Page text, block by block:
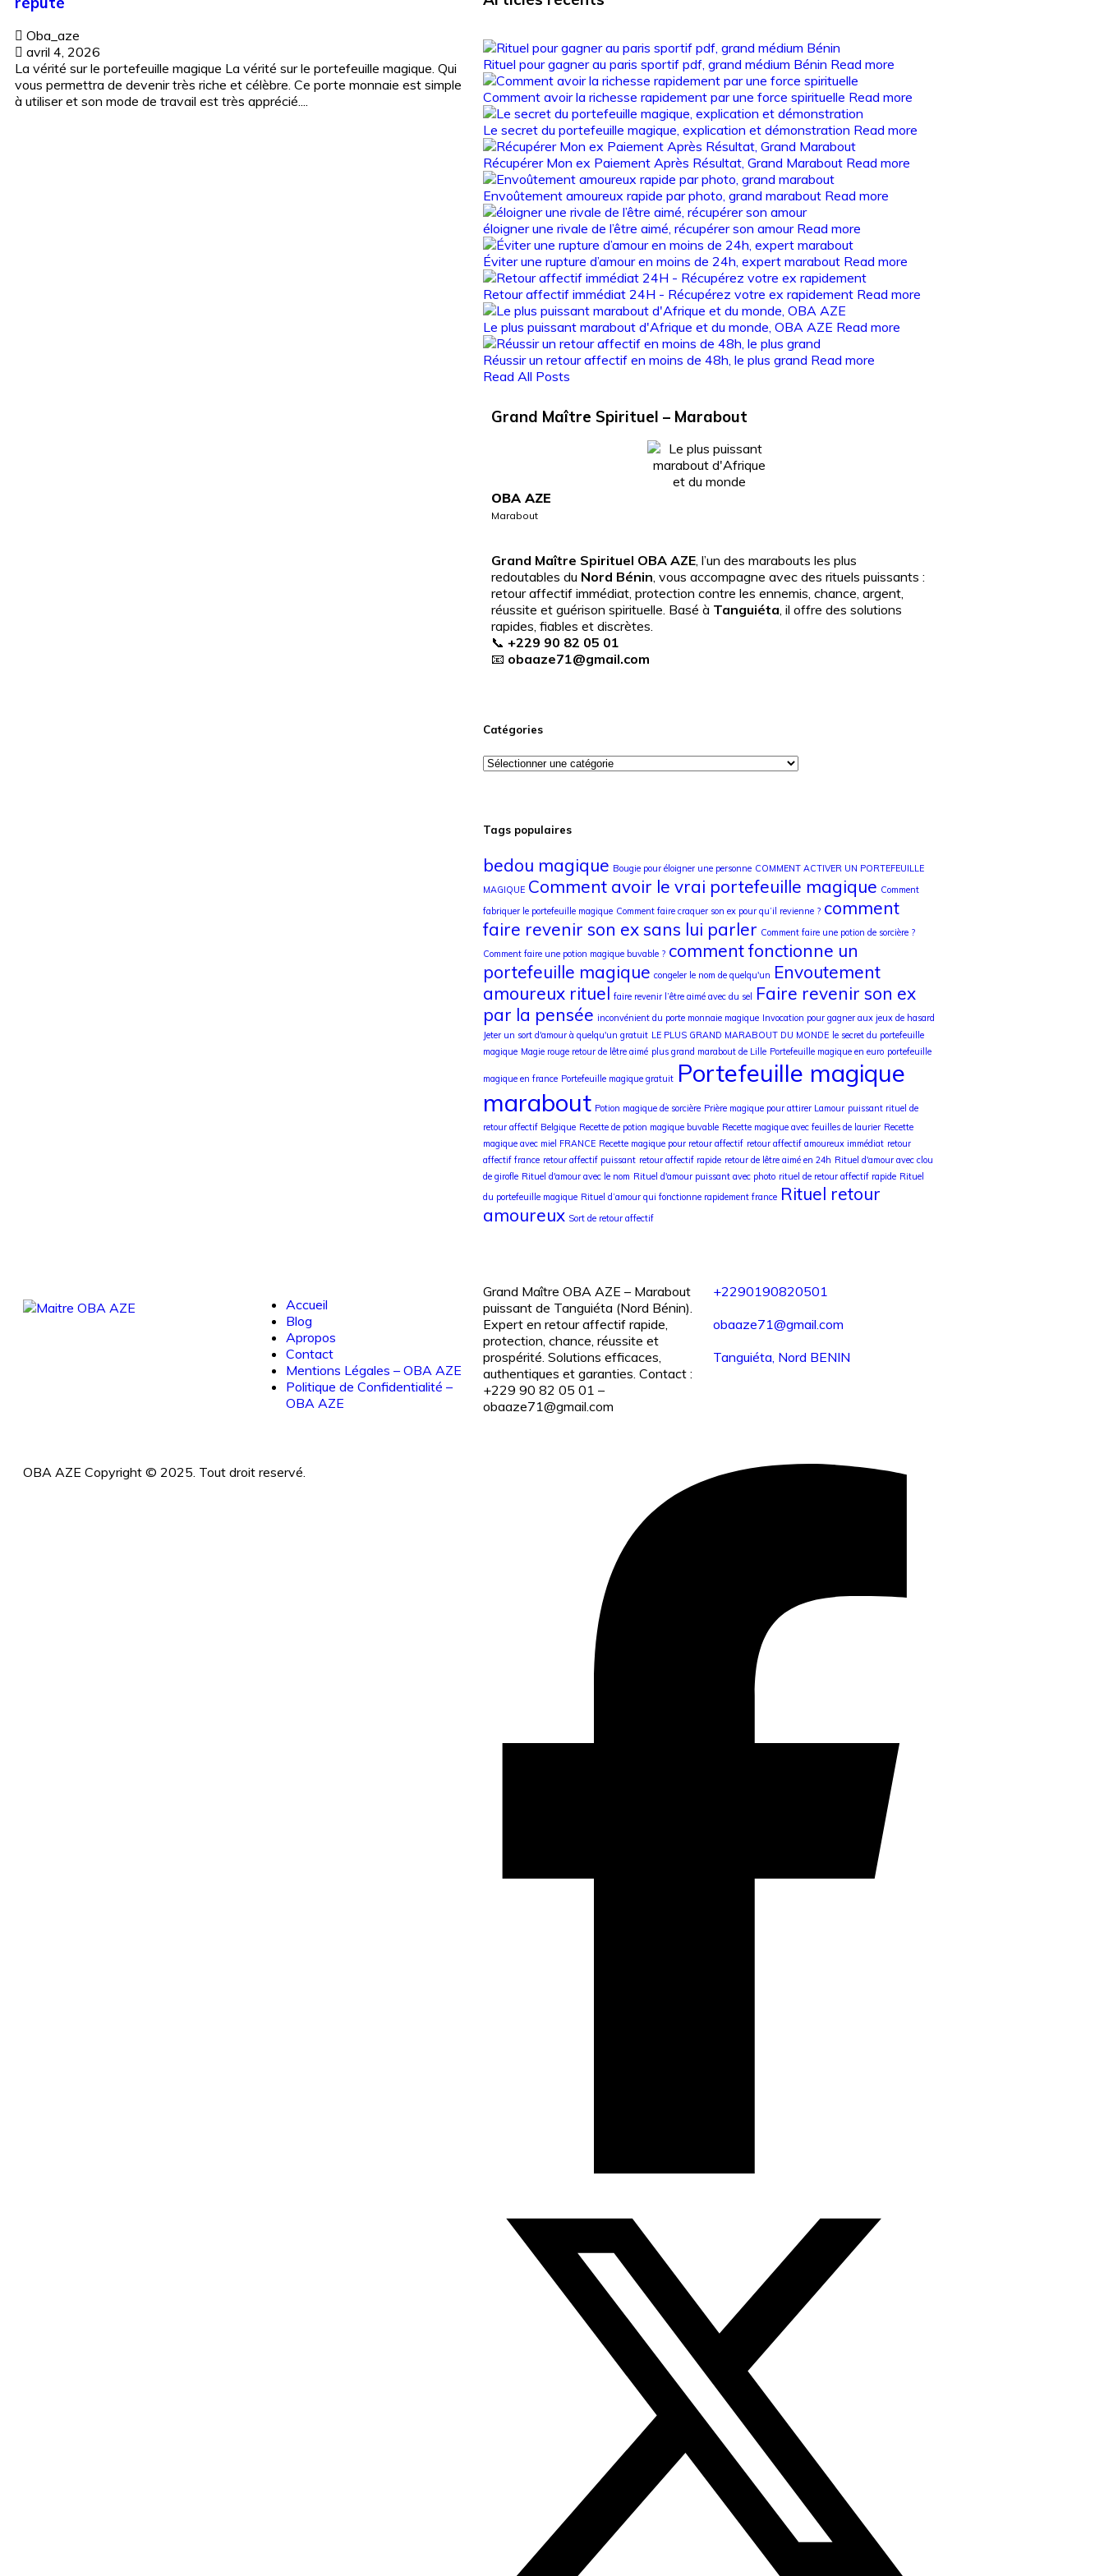
Oba_aze
avril 4, 2026
La vérité sur le portefeuille magique La vérité sur le portefeuille magique. Qui
vous permettra de devenir très riche et célèbre. Ce porte monnaie est simple
à utiliser et son mode de travail est très apprécié....
Rituel pour gagner au paris sportif pdf, grand médium Bénin Read more
Comment avoir la richesse rapidement par une force spirituelle Read more
Le secret du portefeuille magique, explication et démonstration Read more
Récupérer Mon ex Paiement Après Résultat, Grand Marabout Read more
Envoûtement amoureux rapide par photo, grand marabout Read more
éloigner une rivale de l’être aimé, récupérer son amour Read more
Éviter une rupture d’amour en moins de 24h, expert marabout Read more
Retour affectif immédiat 24H - Récupérez votre ex rapidement Read more
Le plus puissant marabout d'Afrique et du monde, OBA AZE Read more
Réussir un retour affectif en moins de 48h, le plus grand Read more
Read All Posts
Grand Maître Spirituel – Marabout
OBA AZE
Marabout
Grand Maître Spirituel OBA AZE, l’un des marabouts les plus
redoutables du Nord Bénin, vous accompagne avec des rituels puissants :
retour affectif immédiat, protection contre les ennemis, chance, argent,
réussite et guérison spirituelle. Basé à Tanguiéta, il offre des solutions
rapides, fiables et discrètes.
📞 +229 90 82 05 01
📧 obaaze71@gmail.com
Catégories
Tags populaires
bedou magique Bougie pour éloigner une personne COMMENT ACTIVER UN PORTEFEUILLE
MAGIQUE Comment avoir le vrai portefeuille magique Comment
fabriquer le portefeuille magique Comment faire craquer son ex pour qu’il revienne ? comment
faire revenir son ex sans lui parler Comment faire une potion de sorcière ?
Comment faire une potion magique buvable ? comment fonctionne un
portefeuille magique congeler le nom de quelqu'un Envoutement
amoureux rituel faire revenir l’être aimé avec du sel Faire revenir son ex
par la pensée inconvénient du porte monnaie magique Invocation pour gagner aux jeux de hasard
Jeter un sort d'amour à quelqu'un gratuit LE PLUS GRAND MARABOUT DU MONDE le secret du portefeuille
magique Magie rouge retour de lêtre aimé plus grand marabout de Lille Portefeuille magique en euro portefeuille
magique en france Portefeuille magique gratuit Portefeuille magique
marabout Potion magique de sorcière Prière magique pour attirer Lamour puissant rituel de
retour affectif Belgique Recette de potion magique buvable Recette magique avec feuilles de laurier Recette
magique avec miel FRANCE Recette magique pour retour affectif retour affectif amoureux immédiat retour
affectif france retour affectif puissant retour affectif rapide retour de lêtre aimé en 24h Rituel d'amour avec clou
de girofle Rituel d'amour avec le nom Rituel d'amour puissant avec photo rituel de retour affectif rapide Rituel
du portefeuille magique Rituel d’amour qui fonctionne rapidement france Rituel retour
amoureux Sort de retour affectif
Accueil
Blog
Apropos
Contact
Mentions Légales – OBA AZE
Politique de Confidentialité –
OBA AZE
Grand Maître OBA AZE – Marabout
puissant de Tanguiéta (Nord Bénin).
Expert en retour affectif rapide,
protection, chance, réussite et
prospérité. Solutions efficaces,
authentiques et garanties. Contact :
+229 90 82 05 01 –
obaaze71@gmail.com
+2290190820501
obaaze71@gmail.com
Tanguiéta, Nord BENIN
OBA AZE Copyright © 2025. Tout droit reservé.